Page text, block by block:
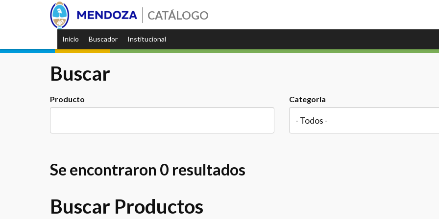
CATÁLOGO
Inicio Buscador Institucional
Buscar
Producto Categoria
Se encontraron 0 resultados
Buscar Productos